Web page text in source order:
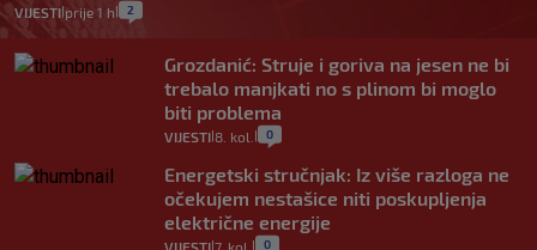
VIJESTI prije 1 h 2
Grozdanić: Struje i goriva na jesen ne bi
trebalo manjkati no s plinom bi moglo
biti problema
VIJESTI 8. kol. 0
Energetski stručnjak: Iz više razloga ne
očekujem nestašice niti poskupljenja
električne energije
0